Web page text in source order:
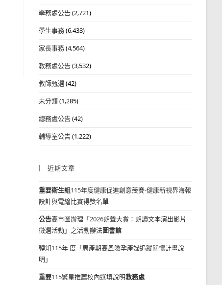
學務處公告(2,721)
學生事務(6,433)
家長事務(4,564)
教務處公告(3,532)
教師甄選(42)
未分類(1,285)
總務處公告(42)
輔導室公告(1,222)
近期文章
重要衛生組115年度健康促進創意競賽-健康新視界海報
設計與電繪比賽得獎名單
公告高市圖辦理「2026朗聲大賞：朗讀文本演出影片
徵選活動」之活動辦法圖書館
轉知115年 度「周產期高風險孕產婦追蹤關懷計畫說
明」
重要115繁星推薦校內選填說明教務處